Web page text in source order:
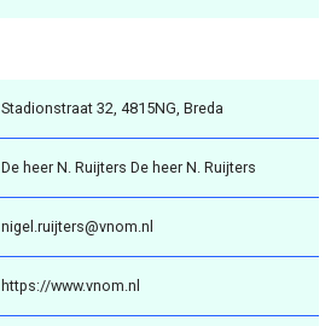
Stadionstraat 32, 4815NG, Breda
De heer N. Ruijters De heer N. Ruijters
nigel.ruijters@vnom.nl
https://www.vnom.nl